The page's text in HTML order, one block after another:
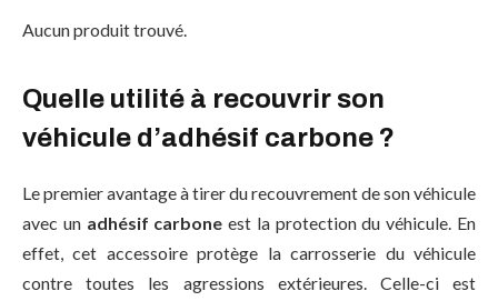
Aucun produit trouvé.
Quelle utilité à recouvrir son
véhicule d’adhésif carbone ?
Le premier avantage à tirer du recouvrement de son véhicule
avec un adhésif carbone est la protection du véhicule. En
effet, cet accessoire protège la carrosserie du véhicule
contre toutes les agressions extérieures. Celle-ci est